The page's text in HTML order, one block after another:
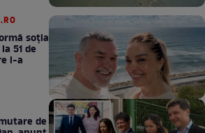
soţia
51 de
l-a